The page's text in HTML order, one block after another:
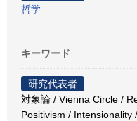
哲学
キーワード
研究代表者
対象論 / Vienna Circle /
Positivism /